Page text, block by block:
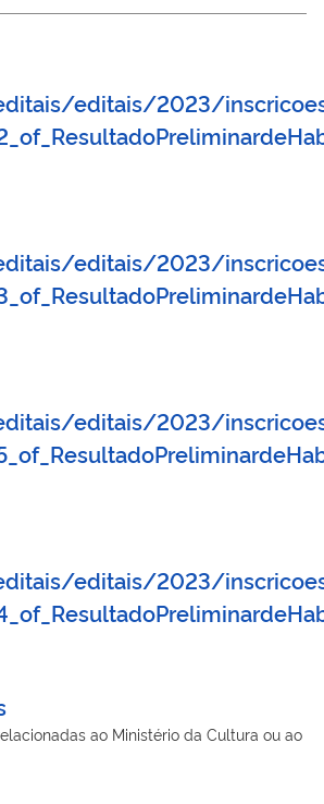
editais/2023/
editais/2023/
editais/2023/
editais/2023/
ao Ministério da Cultura ou ao